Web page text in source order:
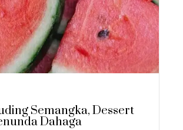
Semangka, Dessert
Dahaga